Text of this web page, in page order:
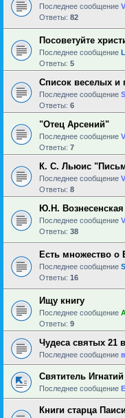
Последнее сообщение
Ответы: 82
Посоветуйте
Последнее сообщение
Ответы: 5
Список веселых и
Последнее сообщение
Ответы: 6
"Отец Арсений"
Последнее сообщение
Ответы: 7
К. С. Льюис
Последнее сообщение
Ответы: 8
Ю.Н.
Последнее сообщение
Ответы: 38
Есть множество о
Последнее сообщение
Ответы: 16
Ищу книгу
Последнее сообщение
Ответы: 9
Чудеса святых 21
Последнее сообщение
Святитель
Последнее сообщение
Книги старца